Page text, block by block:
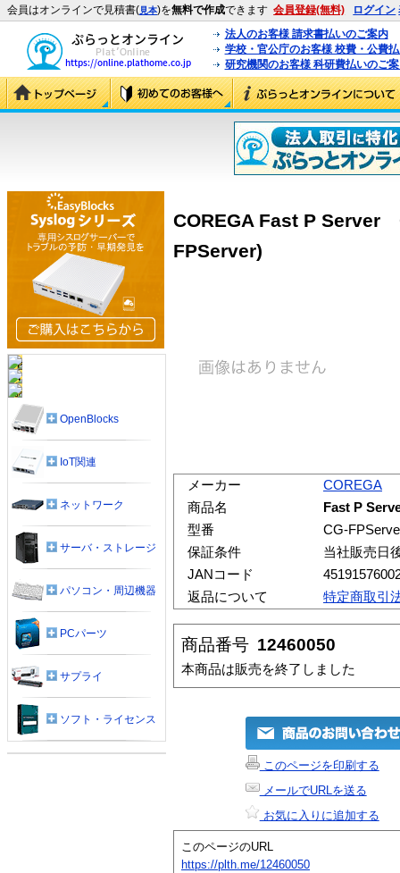
会員はオンラインで見積書(見本)を無料で作成できます 会員登録(無料) ログイン
法人のお客様 請求書払いのご案内
学校・官公庁のお客様 校費・公費
研究機関のお客様 科研費払いのご
COREGA Fast P Server
FPServer)
メーカー
COREGA
商品名
Fast P
型番
CG-
保証条件
当社販売日
JANコード
返品について
特定商取引
商品番号 12460050
本商品は販売を終了しました
このページを印刷する
メールでURLを送る
お気に入りに追加する
このページのURL
https://plth.me/12460050
OpenBlocks
IoT関連
ネットワーク
サーバ・ストレージ
パソコン・周辺機器
PCパーツ
サプライ
ソフト・ライセンス